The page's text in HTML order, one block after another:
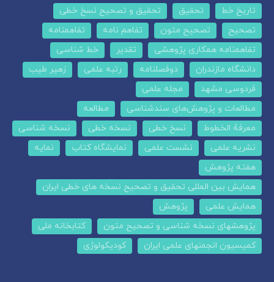
تاریخ خط
تحقیق
تحقیق و تصحیح نسخ خطی
تصحیح
تصحیح متون تفاهم نامه
تفاهمنامه
تفاهمنامه همکاری پژوهشی
تقدیر
خط شناسی
دانشگاه مازندران
دوفصلنامه رتبه علمی
زهیر طیب
فردوسی مشهد
مجله علمی
مطالعات و پژوهش‌های سندشناسی
مطالعه
معرفة الخطوط
نسخ خطی نسخه خطی
نسخه شناسی
نشریه علمی
نشست علمی نمایشگاه کتاب
نمایه
هفته پژوهش
همایش بین المللی تحقیق و تصحیح نسخه های خطی ایران
همایش علمی
پژوهش
پژوهشهای نسخه شناسی و تصحیح متون
کتابخانه ملی
کمیسیون انجمنهای علمی ایران
کودیکولوژی